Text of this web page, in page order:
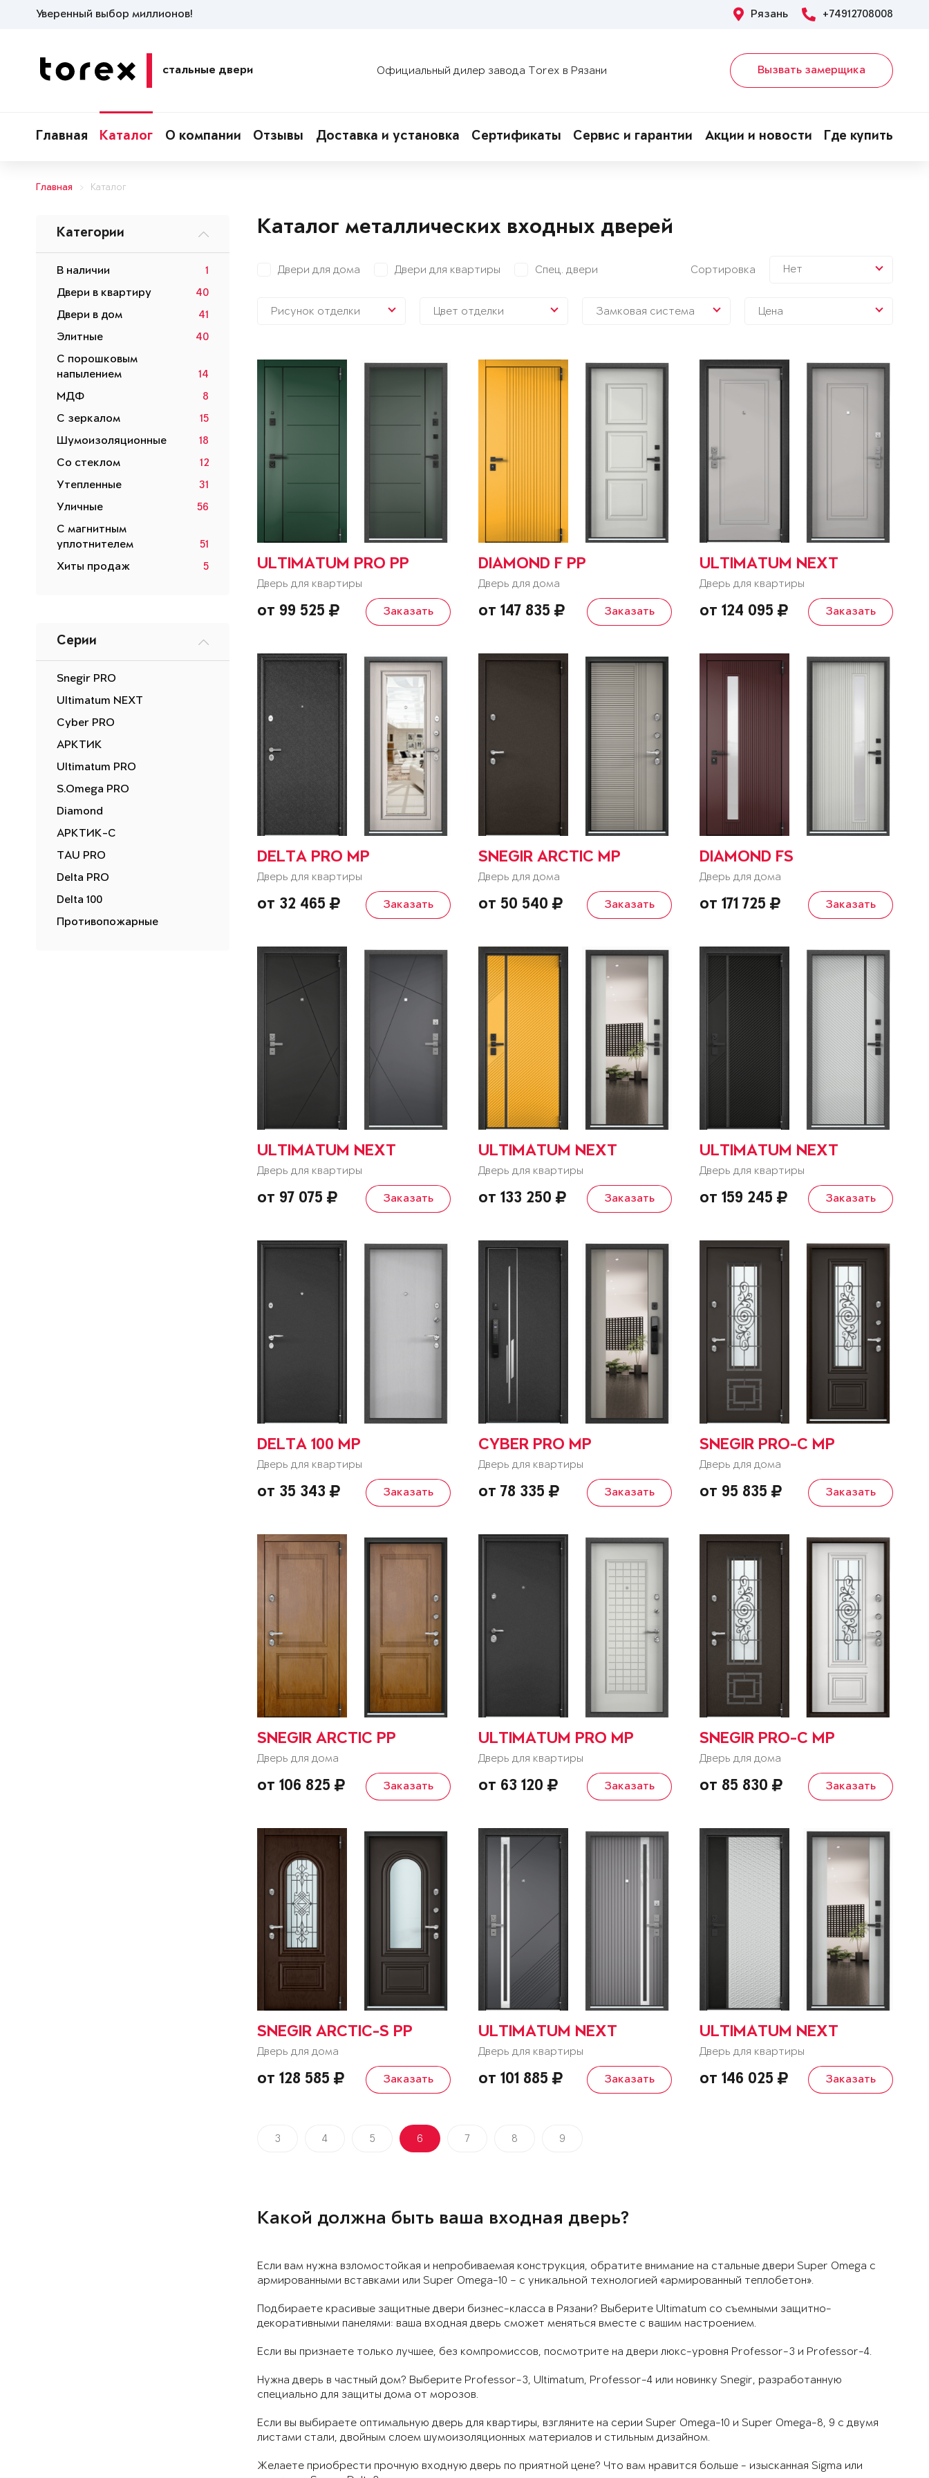
Уверенный выбор миллионов! Рязань +74912708008
стальные двери Официальный дилер завода Torex в Рязани Вызвать замерщика
Главная Каталог О компании Отзывы Доставка и установка Сертификаты Сервис и гарантии Акции и новости Где купить
Главная Каталог
Категории
В наличии
1
Двери в квартиру
40
Двери в дом
41
Элитные
40
С порошковым
напылением
14
МДФ
8
С зеркалом
15
Шумоизоляционные
18
Со стеклом
12
Утепленные
31
Уличные
56
С магнитным
уплотнителем
51
Хиты продаж
5
Серии
Snegir PRO
Ultimatum NEXT
Cyber PRO
АРКТИК
Ultimatum PRO
S.Omega PRO
Diamond
АРКТИК-С
TAU PRO
Delta PRO
Delta 100
Противопожарные
Каталог металлических входных дверей
Двери для дома Двери для квартиры Спец. двери Сортировка Нет
Рисунок отделки Цвет отделки Замковая система Цена
ULTIMATUM PRO PP
Дверь для квартиры
от 99 525 Заказать
DIAMOND F PP
Дверь для дома
от 147 835 Заказать
ULTIMATUM NEXT
Дверь для квартиры
от 124 095 Заказать
DELTA PRO MP
Дверь для квартиры
от 32 465 Заказать
SNEGIR ARCTIC MP
Дверь для дома
от 50 540 Заказать
DIAMOND FS
Дверь для дома
от 171 725 Заказать
ULTIMATUM NEXT
Дверь для квартиры
от 97 075 Заказать
ULTIMATUM NEXT
Дверь для квартиры
от 133 250 Заказать
ULTIMATUM NEXT
Дверь для квартиры
от 159 245 Заказать
DELTA 100 MP
Дверь для квартиры
от 35 343 Заказать
CYBER PRO MP
Дверь для квартиры
от 78 335 Заказать
SNEGIR PRO-C MP
Дверь для дома
от 95 835 Заказать
SNEGIR ARCTIC PP
Дверь для дома
от 106 825 Заказать
ULTIMATUM PRO MP
Дверь для квартиры
от 63 120 Заказать
SNEGIR PRO-C MP
Дверь для дома
от 85 830 Заказать
SNEGIR ARCTIC-S PP
Дверь для дома
от 128 585 Заказать
ULTIMATUM NEXT
Дверь для квартиры
от 101 885 Заказать
ULTIMATUM NEXT
Дверь для квартиры
от 146 025 Заказать
3 4 5 6 7 8 9
Какой должна быть ваша входная дверь?
Если вам нужна взломостойкая и непробиваемая конструкция, обратите внимание на стальные двери Super Omega с
армированными вставками или Super Omega-10 – с уникальной технологией «армированный теплобетон».
Подбираете красивые защитные двери бизнес-класса в Рязани? Выберите Ultimatum со съемными защитно-
декоративными панелями: ваша входная дверь сможет меняться вместе с вашим настроением.
Если вы признаете только лучшее, без компромиссов, посмотрите на двери люкс-уровня Professor-3 и Professor-4.
Нужна дверь в частный дом? Выберите Professor-3, Ultimatum, Professor-4 или новинку Snegir, разработанную
специально для защиты дома от морозов.
Если вы выбираете оптимальную дверь для квартиры, взгляните на серии Super Omega-10 и Super Omega-8, 9 с двумя
листами стали, двойным слоем шумоизоляционных материалов и стильным дизайном.
Желаете приобрести прочную входную дверь по приятной цене? Что вам нравится больше - изысканная Sigma или